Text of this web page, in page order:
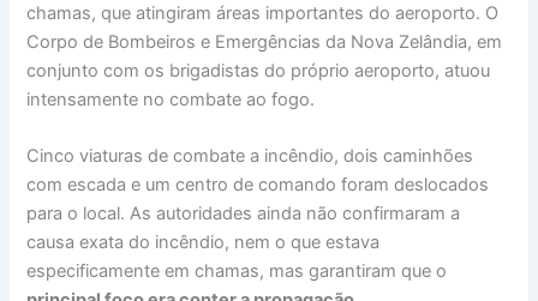
chamas, que atingiram áreas importantes do aeroporto. O
Corpo de Bombeiros e Emergências da Nova Zelândia, em
conjunto com os brigadistas do próprio aeroporto, atuou
intensamente no combate ao fogo.
Cinco viaturas de combate a incêndio, dois caminhões
com escada e um centro de comando foram deslocados
para o local. As autoridades ainda não confirmaram a
causa exata do incêndio, nem o que estava
especificamente em chamas, mas garantiram que o